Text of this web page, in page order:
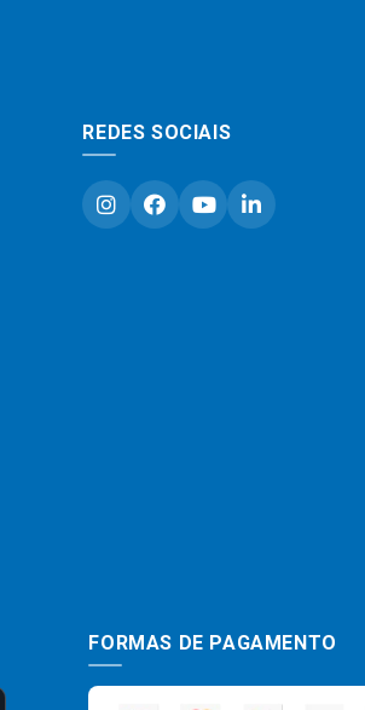
REDES SOCIAIS
FORMAS DE PAGAMENTO